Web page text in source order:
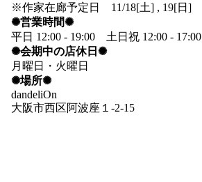
※作家在廊予定日 11/18[土] , 19[日]
✺営業時間✺
平日 12:00 - 19:00 土日祝 12:00 - 17:00
✺会期中の店休日✺
月曜日・火曜日
✺場所✺
dandeliOn
大阪市西区阿波座１-2-15